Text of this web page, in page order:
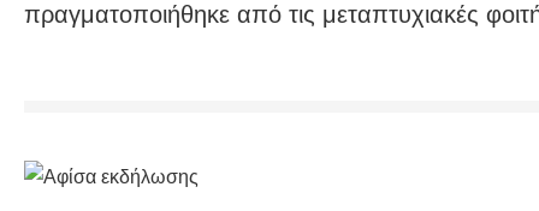
πραγματοποιήθηκε από τις μεταπτυχιακές